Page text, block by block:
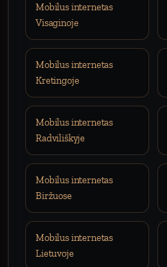
Mobilus internetas
Visaginoje
Mobilus internetas
Kretingoje
Mobilus internetas
Radviliškyje
Mobilus internetas
Biržuose
Mobilus internetas
Lietuvoje